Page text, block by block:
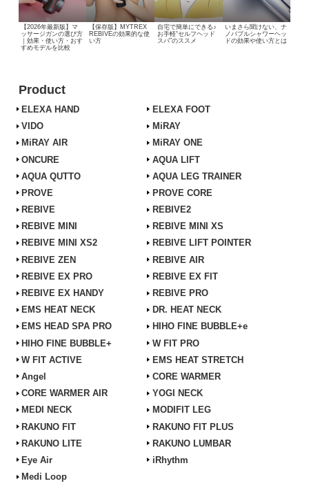
【2026年最新版】マ
ッサージガンの選び方
｜効果・使い方・おす
すめモデルを比較
【保存版】MYTREX
REBIVEの効果的な使
い方
自宅で簡単にできる♪
お手軽“セルフヘッド
スパ”のススメ
いまさら聞けない、ナ
ノバブルシャワーヘッ
ドの効果や使い方とは
Product
ELEXA HAND
ELEXA FOOT
VIDO
MiRAY
MiRAY AIR
MiRAY ONE
ONCURE
AQUA LIFT
AQUA QUTTO
AQUA LEG TRAINER
PROVE
PROVE CORE
REBIVE
REBIVE2
REBIVE MINI
REBIVE MINI XS
REBIVE MINI XS2
REBIVE LIFT POINTER
REBIVE ZEN
REBIVE AIR
REBIVE EX PRO
REBIVE EX FIT
REBIVE EX HANDY
REBIVE PRO
EMS HEAT NECK
DR. HEAT NECK
EMS HEAD SPA PRO
HIHO FINE BUBBLE+e
HIHO FINE BUBBLE+
W FIT PRO
W FIT ACTIVE
EMS HEAT STRETCH
Angel
CORE WARMER
CORE WARMER AIR
YOGI NECK
MEDI NECK
MODIFIT LEG
RAKUNO FIT
RAKUNO FIT PLUS
RAKUNO LITE
RAKUNO LUMBAR
Eye Air
iRhythm
Medi Loop